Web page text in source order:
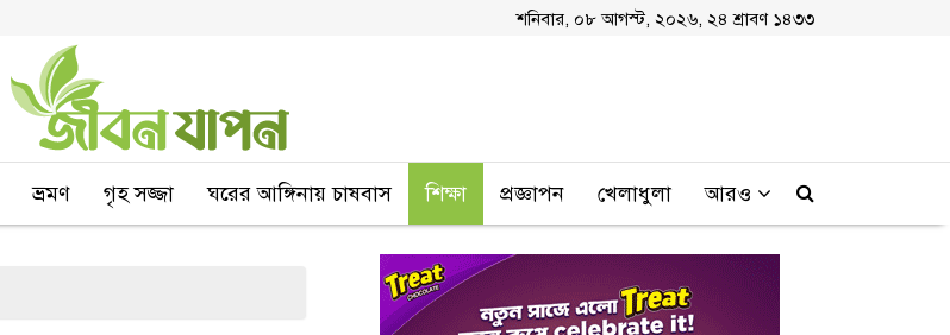
শনিবার, ০৮ আগস্ট, ২০২৬, ২৪ শ্রাবণ ১৪৩৩
ভ্রমণ গৃহ সজ্জা ঘরের আঙ্গিনায় চাষবাস শিক্ষা প্রজ্ঞাপন খেলাধুলা আরও